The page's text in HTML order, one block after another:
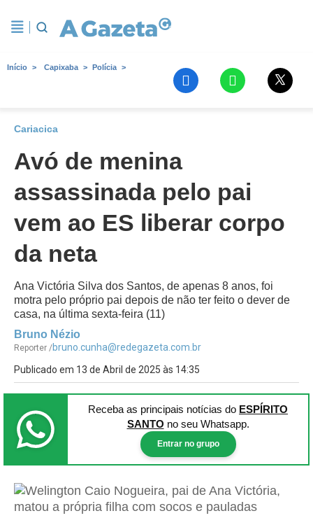
Início Capixaba Polícia
Cariacica
Avó de menina
assassinada pelo pai
vem ao ES liberar corpo
da neta
Ana Victória Silva dos Santos, de apenas 8 anos, foi
motra pelo próprio pai depois de não ter feito o dever de
casa, na última sexta-feira (11)
Bruno Nézio
Reporter /bruno.cunha@redegazeta.com.br
Publicado em 13 de Abril de 2025 às 14:35
Receba as principais notícias do ESPÍRITO
SANTO no seu Whatsapp.
Entrar no grupo